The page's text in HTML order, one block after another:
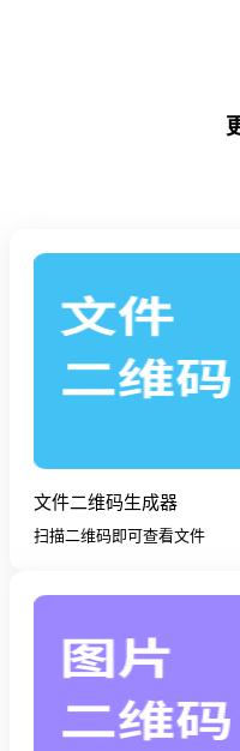
文件二维码生成器
扫描二维码即可查看文件